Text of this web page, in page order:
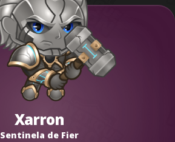
Xarron
Sentinela de Fier